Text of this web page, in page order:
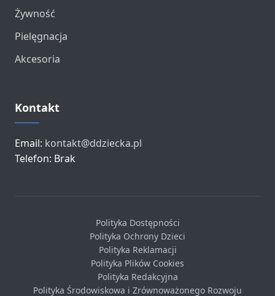
Żywność
Pielęgnacja
Akcesoria
Kontakt
Email: kontakt@ddziecka.pl
Telefon: Brak
Polityka Dostępności
Polityka Ochrony Dzieci
Polityka Reklamacji
Polityka Plików Cookies
Polityka Redakcyjna
Polityka Środowiskowa i Zrównoważonego Rozwoju